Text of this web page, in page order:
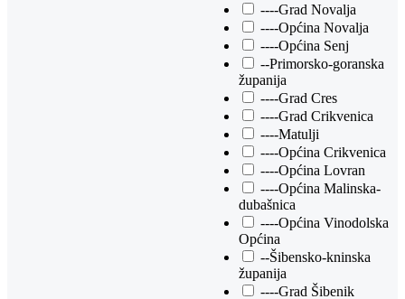
----Grad Novalja
----Općina Novalja
----Općina Senj
--Primorsko-goranska
županija
----Grad Cres
----Grad Crikvenica
----Matulji
----Općina Crikvenica
----Općina Lovran
----Općina Malinska-
dubašnica
----Općina Vinodolska
Općina
--Šibensko-kninska
županija
----Grad Šibenik